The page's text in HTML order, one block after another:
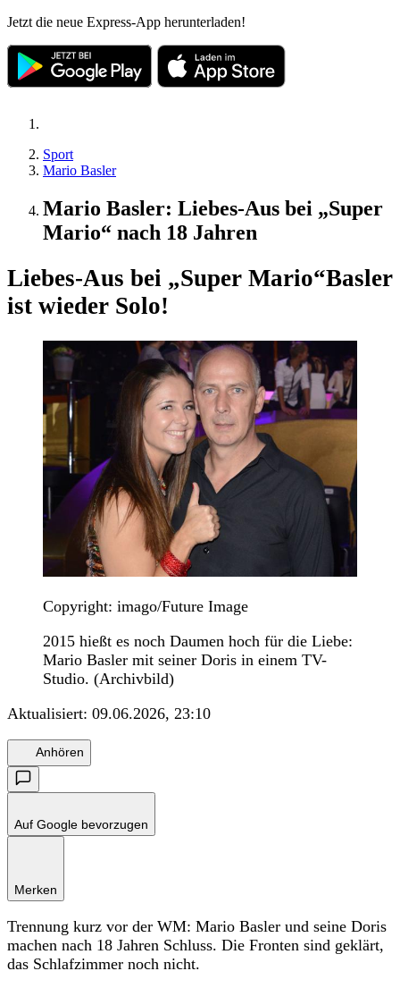
Jetzt die neue Express-App herunterladen!
Sport
Mario Basler
Mario Basler: Liebes-Aus bei „Super
Mario“ nach 18 Jahren
Liebes-Aus bei „Super Mario“Basler
ist wieder Solo!
Copyright: imago/Future Image
2015 hießt es noch Daumen hoch für die Liebe:
Mario Basler mit seiner Doris in einem TV-
Studio. (Archivbild)
Aktualisiert: 09.06.2026, 23:10
Anhören
Auf Google bevorzugen
Merken
Trennung kurz vor der WM: Mario Basler und seine Doris
machen nach 18 Jahren Schluss. Die Fronten sind geklärt,
das Schlafzimmer noch nicht.